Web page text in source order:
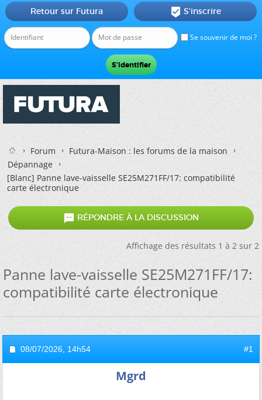
Se souvenir de moi ?
Retour sur Futura  S'inscrire
Forum
Futura-Maison : les forums de la maison
Dépannage
[Blanc]Panne lave-vaisselle SE25M271FF/17: compatibilité
carte électronique
 RÉPONDRE À LA DISCUSSION
Affichage des résultats 1 à 2 sur 2
Panne lave-vaisselle SE25M271FF/17:
compatibilité carte électronique
08/07/2026, 14h54 #1
Mgrd